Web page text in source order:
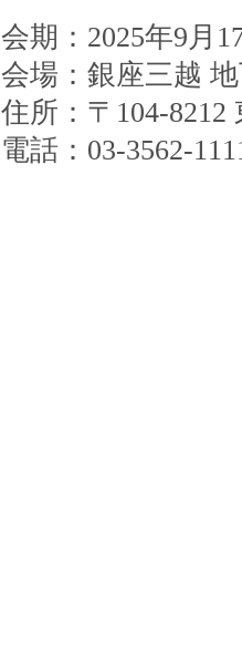
会期：2025年9月
会場：銀座三越
住所：〒104-8212
電話：03-3562-